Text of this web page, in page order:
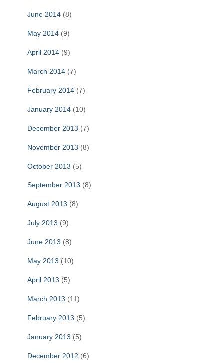
June 2014 (8)
May 2014 (9)
April 2014 (9)
March 2014 (7)
February 2014 (7)
January 2014 (10)
December 2013 (7)
November 2013 (8)
October 2013 (5)
September 2013 (8)
August 2013 (8)
July 2013 (9)
June 2013 (8)
May 2013 (10)
April 2013 (5)
March 2013 (11)
February 2013 (5)
January 2013 (5)
December 2012 (6)